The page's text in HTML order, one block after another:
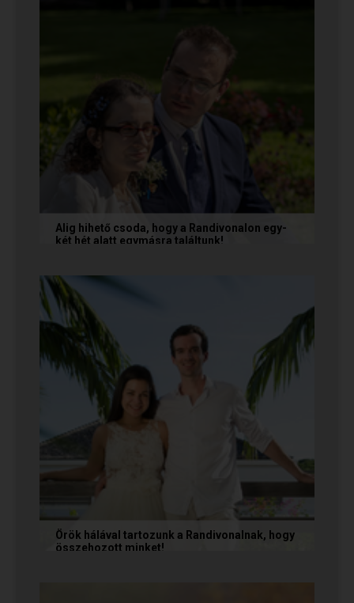
Alig hihető csoda, hogy a Randivonalon egy-
két hét alatt egymásra találtunk!
választották, hanem a szerelmet, amely minden
akadály legyőzésével egyre erősebbé...
Örök hálával tartozunk a Randivonalnak, hogy
összehozott minket!